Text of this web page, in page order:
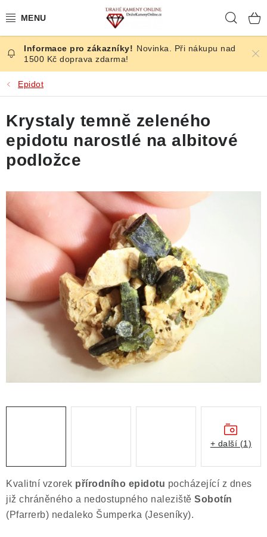
na
ČESKÉ KAMENY
ŠPERKY
KAMENY ZE SVĚTA
BROUŠENÉ
ÚČINKY
KRYSTALY
NALEZIŠTĚ
NÁŠ PŘÍBĚH
VIDEOGALERIE
Výkup minerálů a drahých kamenů
Formulář pro uplatnění reklamace
Novinka. Při nákupu nad
1500 Kč doprava zdarma!
Epidot
Kvalitní vzorek přírodního epidotu pocházející z dnes
již chráněného a nedostupného naleziště Sobotín
(Pfarrerb) nedaleko Šumperka (Jeseníky).
Krystaly temně zeleného
epidotu narostlé na albitové
podložce
+ další (1)